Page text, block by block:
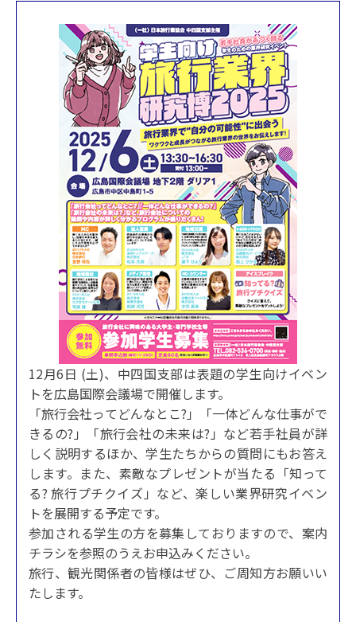
12月6日 (土)、中四国支部は表題の学生向けイベン
トを広島国際会議場で開催します。
「旅行会社ってどんなとこ?」「一体どんな仕事がで
きるの?」「旅行会社の未来は?」など若手社員が詳
しく説明するほか、学生たちからの質問にもお答え
します。また、素敵なプレゼントが当たる「知って
る? 旅行プチクイズ」など、楽しい業界研究イベン
トを展開する予定です。
参加される学生の方を募集しておりますので、案内
チラシを参照のうえお申込みください。
旅行、観光関係者の皆様はぜひ、ご周知方お願いい
たします。